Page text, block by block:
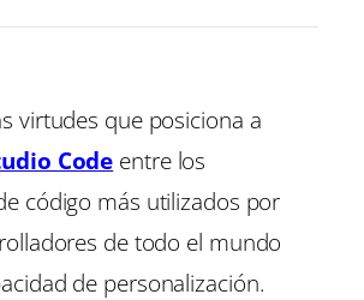
virtudes que posiciona a
Code entre los
código más utilizados por
de todo el mundo
de personalización.